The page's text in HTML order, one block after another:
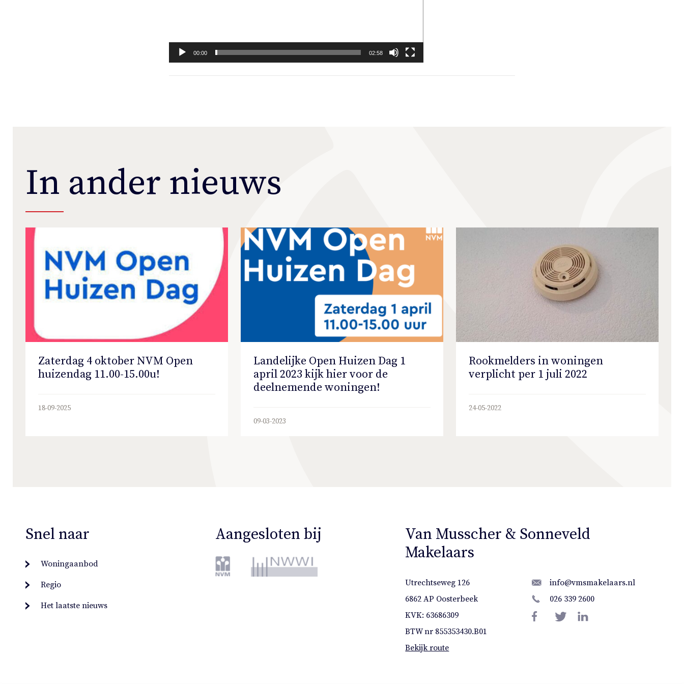
00:00 02:58
In ander nieuws
Zaterdag 4 oktober NVM Open
huizendag 11.00-15.00u!
18-09-2025
Landelijke Open Huizen Dag 1
april 2023 kijk hier voor de
deelnemende woningen!
09-03-2023
Rookmelders in woningen
verplicht per 1 juli 2022
24-05-2022
Snel naar
Woningaanbod
Regio
Het laatste nieuws
Aangesloten bij
Van Musscher & Sonneveld
Makelaars
Utrechtseweg 126
6862 AP Oosterbeek
KVK: 63686309
BTW nr 855353430.B01
Bekijk route
info@vmsmakelaars.nl
026 339 2600